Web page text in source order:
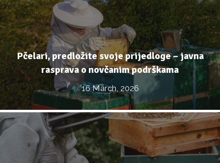
Pčelari, predložite svoje prijedloge – javna
rasprava o novčanim podrškama
16 March, 2026